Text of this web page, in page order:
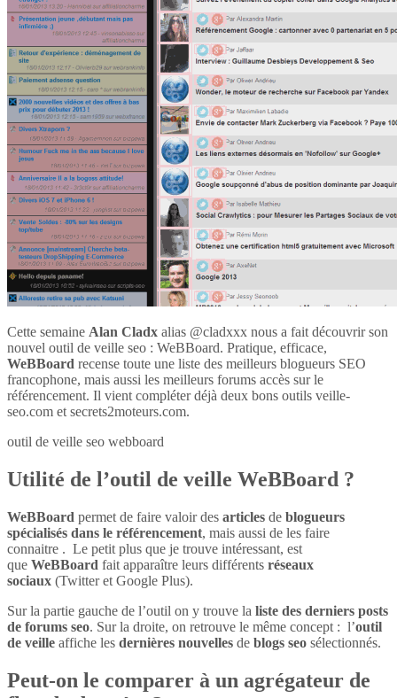
Cette semaine Alan Cladx alias @cladxxx nous a fait découvrir son
nouvel outil de veille seo : WeBBoard. Pratique, efficace,
WeBBoard recense toute une liste des meilleurs blogueurs SEO
francophone, mais aussi les meilleurs forums accès sur le
référencement. Il vient compléter déjà deux bons outils veille-
seo.com et secrets2moteurs.com.
outil de veille seo webboard
Utilité de l’outil de veille WeBBoard ?
WeBBoard permet de faire valoir des articles de blogueurs
spécialisés dans le référencement, mais aussi de les faire
connaitre . Le petit plus que je trouve intéressant, est
que WeBBoard fait apparaître leurs différents réseaux
sociaux (Twitter et Google Plus).
Sur la partie gauche de l’outil on y trouve la liste des derniers posts
de forums seo. Sur la droite, on retrouve le même concept : l’outil
de veille affiche les dernières nouvelles de blogs seo sélectionnés.
Peut-on le comparer à un agrégateur de